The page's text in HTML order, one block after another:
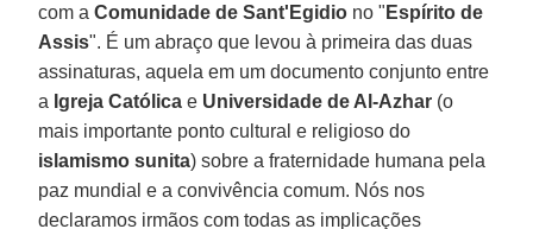
com aComunidade de Sant'Egidio no " Espírito de
Assis". É um abraço que levou à primeira das duas
assinaturas, aquela em um documento conjunto entre
a Igreja Católica e Universidade de Al-Azhar (o
mais importante ponto cultural e religioso do
islamismo sunita) sobre a fraternidade humana pela
paz mundial e a convivência comum. Nós nos
declaramos irmãos com todas as implicações